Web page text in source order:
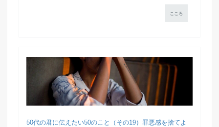
こころ
50代の君に伝えたい50のこと（その19）罪悪感を捨てよ